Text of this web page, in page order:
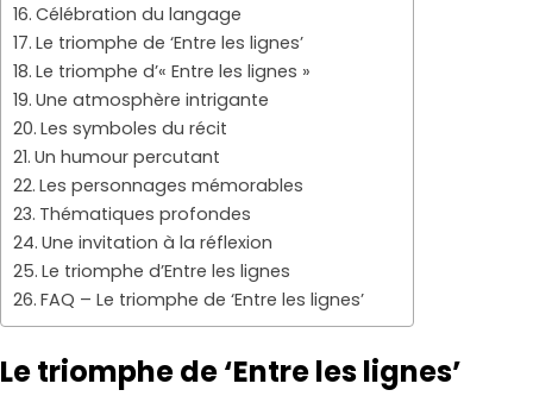
Célébration du langage
Le triomphe de ‘Entre les lignes’
Le triomphe d’« Entre les lignes »
Une atmosphère intrigante
Les symboles du récit
Un humour percutant
Les personnages mémorables
Thématiques profondes
Une invitation à la réflexion
Le triomphe d’Entre les lignes
FAQ – Le triomphe de ‘Entre les lignes’
Le triomphe de ‘Entre les lignes’